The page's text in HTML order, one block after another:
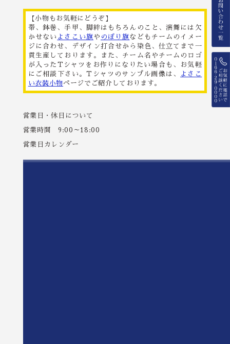
【小物もお気軽にどうぞ】
帯、鉢巻、手甲、脚絆はもちろんのこと、演舞には欠
かせない よさこい旗や のぼり旗などもチームのイメー
ジに合わせ、デザイン打合せから染色、仕立てまで一
貫生産しております。また、チーム名やチームのロゴ
が入ったTシャツをお作りになりたい場合も、お気軽
にご相談下さい。Tシャツのサンプル画像は、
よさこ
い衣装小物ページでご紹介しております。
営業日・休日について
営業時間 9:00～18:00
営業日カレンダー